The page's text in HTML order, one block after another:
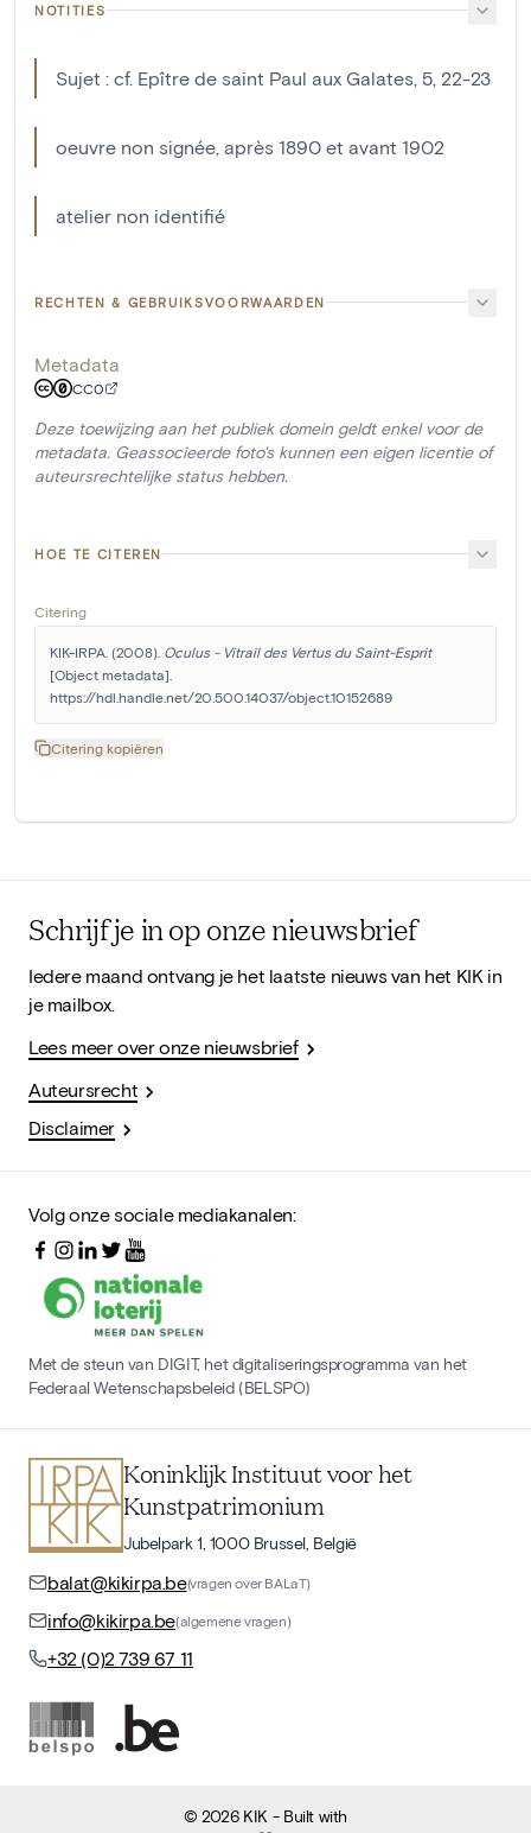
NOTITIES
Sujet : cf. Epître de saint Paul aux Galates, 5, 22-23
oeuvre non signée, après 1890 et avant 1902
atelier non identifié
RECHTEN & GEBRUIKSVOORWAARDEN
Metadata
CC0
Deze toewijzing aan het publiek domein geldt enkel voor de
metadata. Geassocieerde foto's kunnen een eigen licentie of
auteursrechtelijke status hebben.
HOE TE CITEREN
Citering
KIK-IRPA. (2008). Oculus - Vitrail des Vertus du Saint-Esprit
[Object metadata].
https://hdl.handle.net/20.500.14037/object.10152689
Citering kopiëren
Schrijf je in op onze nieuwsbrief
Iedere maand ontvang je het laatste nieuws van het KIK in
je mailbox.
Lees meer over onze nieuwsbrief
Auteursrecht
Disclaimer
Volg onze sociale mediakanalen:
Met de steun van DIGIT, het digitaliseringsprogramma van het
Federaal Wetenschapsbeleid (BELSPO)
Koninklijk Instituut voor het
Kunstpatrimonium
Jubelpark 1, 1000 Brussel, België
balat@kikirpa.be(vragen over BALaT)
info@kikirpa.be(algemene vragen)
+32 (0)2 739 67 11
©2026 KIK - Built with